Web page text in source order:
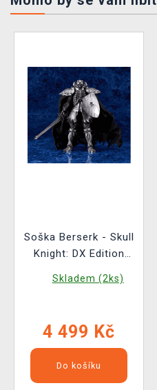
Soška Berserk - Skull
Knight: DX Edition
Skladem (2ks)
4 499 Kč
Do košíku